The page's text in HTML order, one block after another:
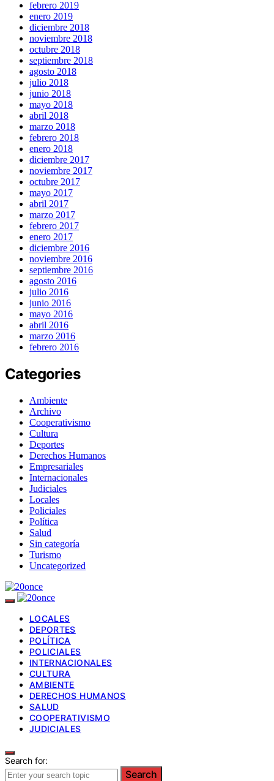
febrero 2019
enero 2019
diciembre 2018
noviembre 2018
octubre 2018
septiembre 2018
agosto 2018
julio 2018
junio 2018
mayo 2018
abril 2018
marzo 2018
febrero 2018
enero 2018
diciembre 2017
noviembre 2017
octubre 2017
mayo 2017
abril 2017
marzo 2017
febrero 2017
enero 2017
diciembre 2016
noviembre 2016
septiembre 2016
agosto 2016
julio 2016
junio 2016
mayo 2016
abril 2016
marzo 2016
febrero 2016
Categories
Ambiente
Archivo
Cooperativismo
Cultura
Deportes
Derechos Humanos
Empresariales
Internacionales
Judiciales
Locales
Policiales
Política
Salud
Sin categoría
Turismo
Uncategorized
LOCALES
DEPORTES
POLÍTICA
POLICIALES
INTERNACIONALES
CULTURA
AMBIENTE
DERECHOS HUMANOS
SALUD
COOPERATIVISMO
JUDICIALES
Search for:
Search